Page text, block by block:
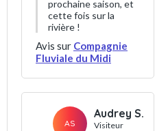
prochaine saison, et
cette fois sur la
rivière !
Avis sur Compagnie
Fluviale du Midi
AS
Audrey S.
Visiteur